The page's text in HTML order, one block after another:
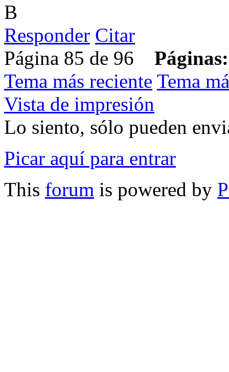
B
Responder Citar
Página 85 de 96 Páginas:
Tema más reciente Tema
Vista de impresión
Lo siento, sólo pueden
Picar aquí para entrar
This forum is powered by